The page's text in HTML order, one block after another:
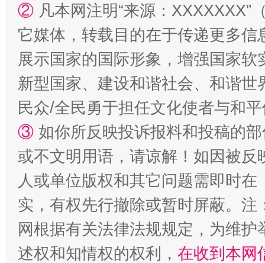
② 凡本网注明“来源：
它媒体，转载目的在于传递更多
展示国家的国际形象，增强国家
新型国家、建设和谐社会、和谐
民众/全民勇于担任文化使者与和
③ 如你所反映投诉报料和投稿的
或不文明用语，请谅解！如因被
人或单位版权和其它问题需即时在
实，有权先行撤除或暂时屏蔽。
网根据有关法律法规规定，为维
述权和知情权的权利， 在收到本网